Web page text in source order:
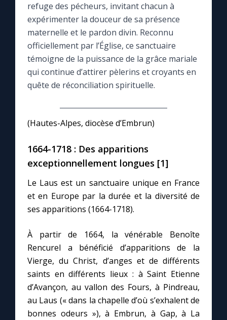
Le compte Tiktok
Le magazine
Le site internet
Avec Thérèse de Lisieux
L'Évangile chaque jour
Marie qui défait les nœuds
Me consacrer à Jésus par Marie
Mes intentions de prière
refuge des pécheurs, invitant chacun à
expérimenter la douceur de sa présence
maternelle et le pardon divin. Reconnu
officiellement par l’Église, ce sanctuaire
témoigne de la puissance de la grâce mariale
qui continue d’attirer pèlerins et croyants en
quête de réconciliation spirituelle.
(Hautes-Alpes, diocèse d’Embrun)
1664-1718 : Des apparitions
exceptionnellement longues [1]
Le Laus est un sanctuaire unique en France
et en Europe par la durée et la diversité de
ses apparitions (1664-1718).
À partir de 1664, la vénérable Benoîte
Rencurel a bénéficié d’apparitions de la
Vierge, du Christ, d’anges et de différents
saints en différents lieux : à Saint Etienne
d’Avançon, au vallon des Fours, à Pindreau,
au Laus (« dans la chapelle d’où s’exhalent de
bonnes odeurs »), à Embrun, à Gap, à La